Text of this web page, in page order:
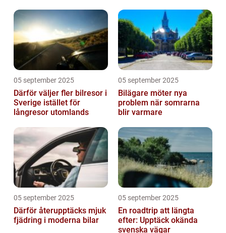
05 september 2025
Därför väljer fler bilresor i
Sverige istället för
långresor utomlands
05 september 2025
Bilägare möter nya
problem när somrarna
blir varmare
05 september 2025
Därför återupptäcks mjuk
fjädring i moderna bilar
05 september 2025
En roadtrip att längta
efter: Upptäck okända
svenska vägar